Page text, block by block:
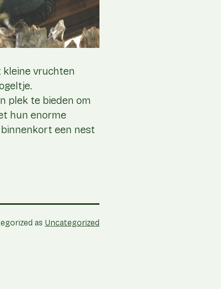
kleine vruchten
plek te bieden om
hun enorme
een nest
as Uncategorized